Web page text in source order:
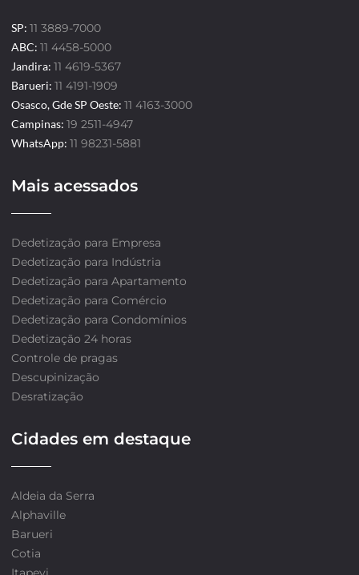
SP: 11 3889-7000
ABC: 11 4458-5000
Jandira: 11 4619-5367
Barueri: 11 4191-1909
Osasco, Gde SP Oeste: 11 4163-3000
Campinas: 19 2511-4947
WhatsApp: 11 98231-5881
Mais acessados
Dedetização para Empresa
Dedetização para Indústria
Dedetização para Apartamento
Dedetização para Comércio
Dedetização para Condomínios
Dedetização 24 horas
Controle de pragas
Descupinização
Desratização
Cidades em destaque
Aldeia da Serra
Alphaville
Barueri
Cotia